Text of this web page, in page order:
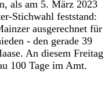
als am 5. März 2023
Stichwahl feststand:
ausgerechnet für
- den gerade 39
An diesem Freitag
100 Tage im Amt.